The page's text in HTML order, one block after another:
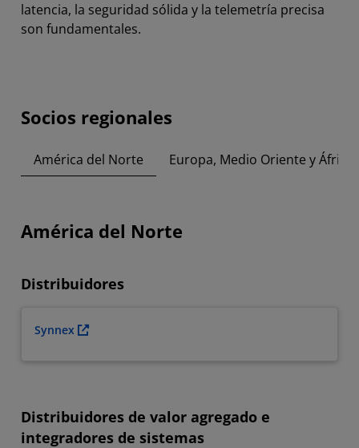
latencia, la seguridad sólida y la telemetría precisa
son fundamentales.
Socios regionales
América del Norte Europa, Medio Oriente y África
América del Norte
Distribuidores
Synnex
Distribuidores de valor agregado e
integradores de sistemas